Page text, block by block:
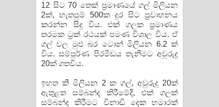
12 සිට 70 තෙක් ප්‍රමාණයේ ගල් මිලියන
2ක්, හැතපුම් 500ක දුර සිට ප්‍රවාහනය
කරන්න සිදු විය. එක් ගලක ප්‍රමාණය
තරමක ට්‍රක් රථයක් පමණ විශාල විය. ඒ
ගල් වල මුළු බර ටොන් මිලියන 6.2 ක්
විය. සම්පූර්ණ පිරමීඩය තැනීමට අවුරුදු
20ක් ගතවිය.
ඉහත කී මිලියන 2 ක ගල්, අවුරුදු 20ක්
ඇතුළත සම්බන්ද කිරීමේදී, එක් ගලක්
සම්බන්ද කිරීමට විනාඩි දෙක හමාරක්